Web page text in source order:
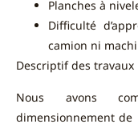
Planches à
Difficulté
camion ni
Descriptif des travaux
Nous avons
dimensionnement de